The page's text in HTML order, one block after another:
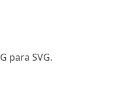
para SVG.